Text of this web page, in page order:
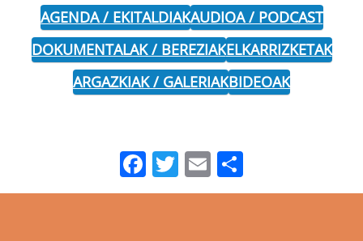
AGENDA / EKITALDIAKAUDIOA / PODCAST
DOKUMENTALAK / BEREZIAKELKARRIZKETAK
ARGAZKIAK / GALERIAKBIDEOAK
Facebook
Twitter
Email